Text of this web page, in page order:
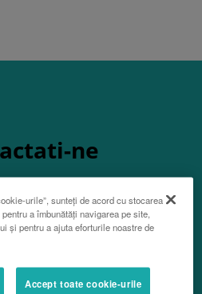
ne
urile”, sunteți de acord cu stocarea
a îmbunătăți navigarea pe site,
și pentru a ajuta eforturile noastre de
Accept toate cookie-urile